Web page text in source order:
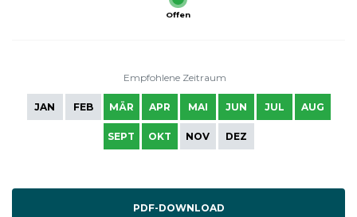
Offen
Empfohlene Zeitraum
JAN FEB MÄR APR MAI JUN JUL AUG
SEPT OKT NOV DEZ
PDF-DOWNLOAD